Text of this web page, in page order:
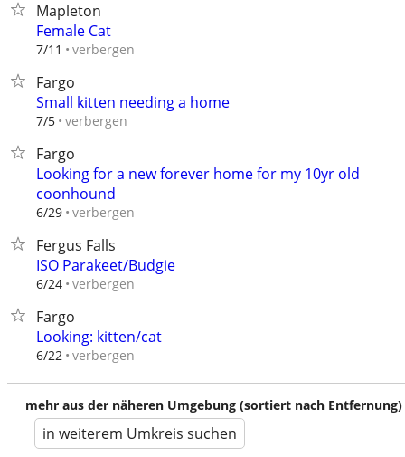
Mapleton
Female Cat
7/11 verbergen
Fargo
Small kitten needing a home
7/5 verbergen
Fargo
Looking for a new forever home for my 10yr old
coonhound
6/29 verbergen
Fergus Falls
ISO Parakeet/Budgie
6/24 verbergen
Fargo
Looking: kitten/cat
6/22 verbergen
mehr aus der näheren Umgebung (sortiert nach Entfernung)
in weiterem Umkreis suchen